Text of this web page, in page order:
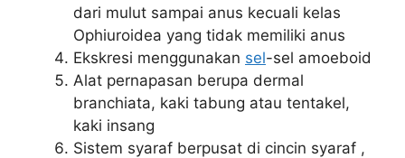
dari mulut sampai anus kecuali kelas
Ophiuroidea yang tidak memiliki anus
Ekskresi menggunakan sel-sel amoeboid
Alat pernapasan berupa dermal
branchiata, kaki tabung atau tentakel,
kaki insang
Sistem syaraf berpusat di cincin syaraf ,